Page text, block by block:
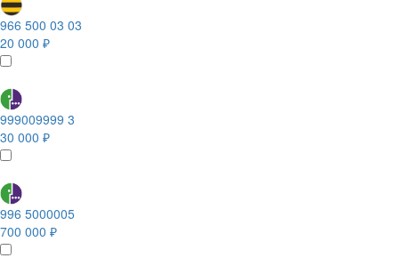
966 500 03 03
20 000 ₽
999009999 3
30 000 ₽
996 5000005
700 000 ₽